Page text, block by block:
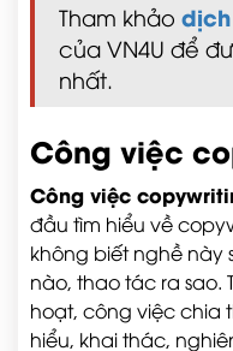
Tham khảo
của VN4U để
nhất.
Công việc
Công việc
đầu tìm hiểu về
không biết nghề này
nào, thao tác ra sao.
hoạt, công việc chia
hiểu, khai thác,